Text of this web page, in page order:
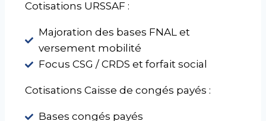
Cotisations URSSAF :
Majoration des bases FNAL et
versement mobilité
Focus CSG / CRDS et forfait social
Cotisations Caisse de congés payés :
Bases congés payés